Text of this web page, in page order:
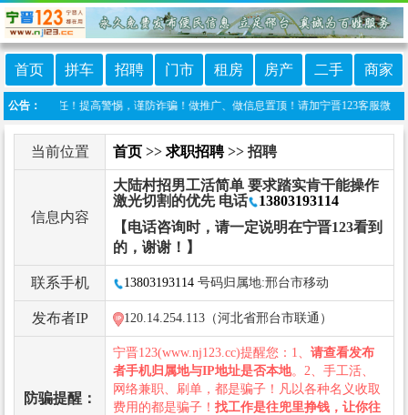
首页 拼车 招聘 门市 租房 房产 二手 商家
公告：
任何责任！提高警惕，谨防诈骗！做推广、做信息置顶！请加宁晋123客服微信：
当前位置 首页 >> 求职招聘>> 招聘
信息内容
大陆村招男工活简单 要求踏实肯干能操作
激光切割的优先 电话
13803193114
【电话咨询时，请一定说明在宁晋123看到
的，谢谢！】
联系手机 13803193114 号码归属地:邢台市移动
发布者IP 120.14.254.113（河北省邢台市联通）
防骗提醒：
宁晋123(www.nj123.cc)提醒您：1、 请查看发布
者手机归属地与IP地址是否本地。2、手工活、
网络兼职、刷单，都是骗子！凡以各种名义收取
费用的都是骗子！ 找工作是往兜里挣钱，让你往